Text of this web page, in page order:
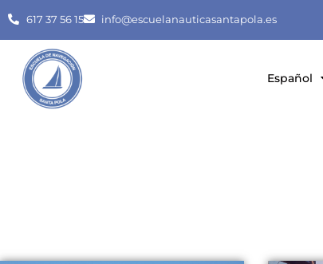
617 37 56 15 info@escuelanauticasantapola.es
Español